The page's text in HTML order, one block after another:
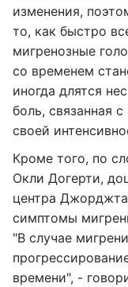
изменения,
то, как быстро
мигренозные
со временем
иногда длятся
боль, связанная
своей
Кроме того, по
Окли Догерти,
центра
симптомы
"В случае
времени", -